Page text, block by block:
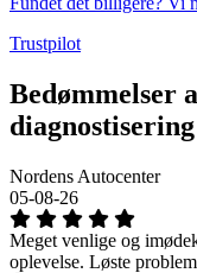
Trustpilot
Bedømmelser
diagnostisering
Nordens Autocenter
05-08-26
Meget venlige og
oplevelse. Løste